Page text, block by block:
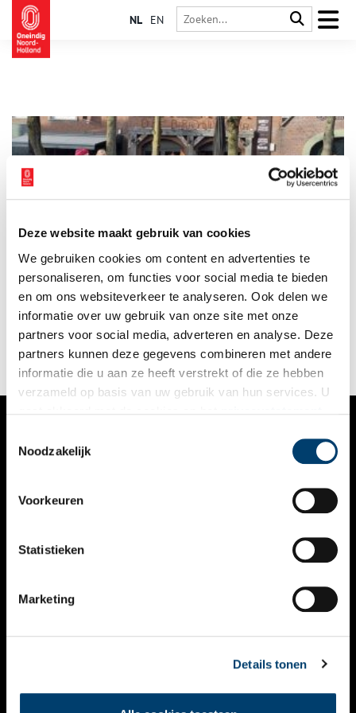
Deze website maakt gebruik van cookies
We gebruiken cookies om content en advertenties te
personaliseren, om functies voor social media te bieden
en om ons websiteverkeer te analyseren. Ook delen we
informatie over uw gebruik van onze site met onze
partners voor social media, adverteren en analyse. Deze
partners kunnen deze gegevens combineren met andere
informatie die u aan ze heeft verstrekt of die ze hebben
verzameld op basis van uw gebruik van hun services. U
Noodzakelijk
Voorkeuren
Statistieken
Marketing
Details tonen
NL EN
De sinterklaasviering krijgt in de toekomst opnieuw een plek
op de nationale inventaris voor immaterieel erfgoed. Dat
bevestigt directeur Saskia van Oostveen van het
Kenniscentrum Immaterieel Erfgoed Nederland (KIEN) na
berichtgeving van het AD. Het feest stond eerder al op de lijst,
maar werd in 2022 verwijderd vanwege de aanwezigheid van
Zwarte Piet in de oorspronkelijke beschrijving.
2 min
VERHALEN
KALENDER
THEMA’S
VIDEO’S
CONTACT